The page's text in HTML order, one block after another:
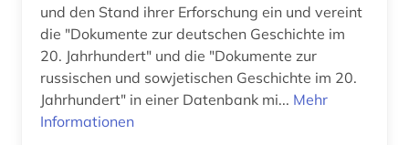
jüdische sozialdemokratische arbeiterpartei
(1)
kaiserreich (1)
kalter krieg (2)
und den Stand ihrer Erforschung ein und vereint
die "Dokumente zur deutschen Geschichte im
20. Jahrhundert" und die "Dokumente zur
russischen und sowjetischen Geschichte im 20.
Jahrhundert" in einer Datenbank mi... Mehr
Informationen